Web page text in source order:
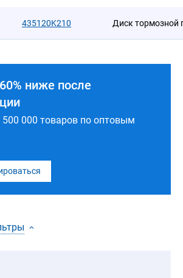
435120K210 Диск тормозной
ниже после
500 000 товаров по оптовым